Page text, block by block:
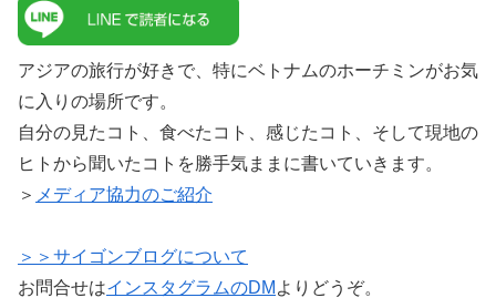
アジアの旅行が好きで、特にベトナムのホーチミンがお気
に入りの場所です。
自分の見たコト、食べたコト、感じたコト、そして現地の
ヒトから聞いたコトを勝手気ままに書いていきます。
＞ メディア協力のご紹介
＞＞サイゴンブログについて
お問合せはインスタグラムのDM よりどうぞ。